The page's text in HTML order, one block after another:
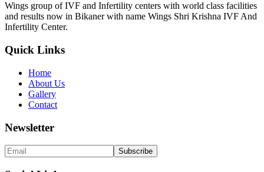
Wings group of IVF and Infertility centers with world class facilities
and results now in Bikaner with name Wings Shri Krishna IVF And
Infertility Center.
Quick Links
Home
About Us
Gallery
Contact
Newsletter